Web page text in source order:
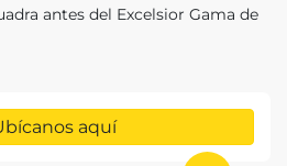
antes del Excelsior Gama de
aquí